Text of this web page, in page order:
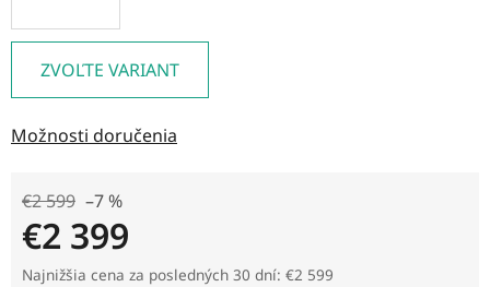
ZVOĽTE VARIANT
Možnosti doručenia
€2 599 –7 %
€2 399
Jednotková cena:
Najnižšia cena za posledných 30 dní: €2 599